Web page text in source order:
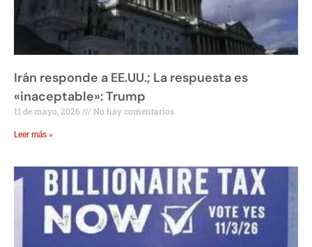
Irán responde a EE.UU.; La respuesta es
«inaceptable»: Trump
11 de mayo, 2026 No hay comentarios
Leer más »